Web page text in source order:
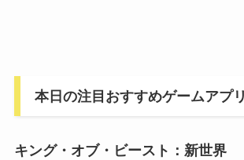
本日の注目おすすめゲームアプ
キング・オブ・ビースト：新世界